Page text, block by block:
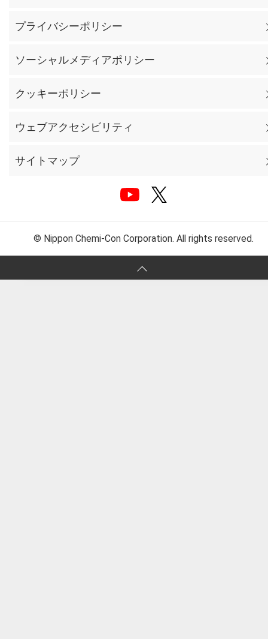
プライバシーポリシー
ソーシャルメディアポリシー
クッキーポリシー
ウェブアクセシビリティ
サイトマップ
© Nippon Chemi-Con Corporation. All rights reserved.